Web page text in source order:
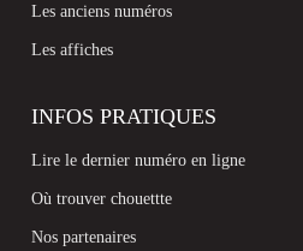
Les anciens numéros
Les affiches
INFOS PRATIQUES
Lire le dernier numéro en ligne
Où trouver chouettte
Nos partenaires